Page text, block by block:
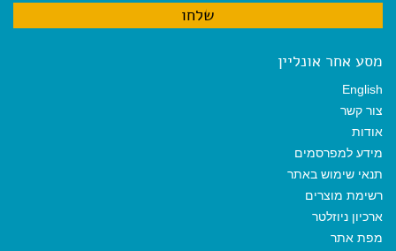
מסע אחר אונליין
English
צור קשר
אודות
מידע למפרסמים
תנאי שימוש באתר
רשימת מוצרים
ארכיון ניוזלטר
מפת אתר